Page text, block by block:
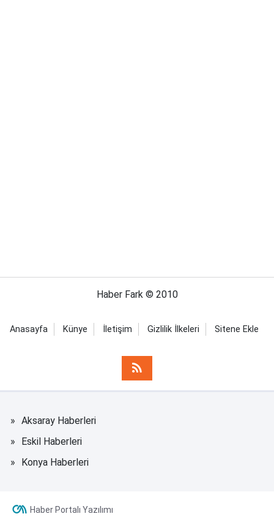
Haber Fark © 2010
Anasayfa Künye İletişim Gizlilik İlkeleri Sitene Ekle
Aksaray Haberleri
Eskil Haberleri
Konya Haberleri
Haber Portalı Yazılımı